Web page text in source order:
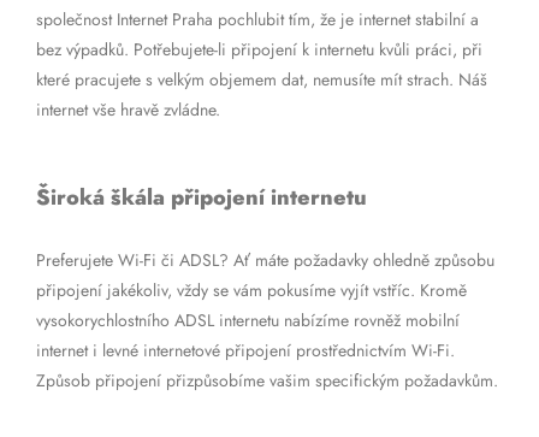
společnost Internet Praha pochlubit tím, že je internet stabilní a
bez výpadků. Potřebujete-li připojení k internetu kvůli práci, při
které pracujete s velkým objemem dat, nemusíte mít strach. Náš
internet vše hravě zvládne.
Široká škála připojení internetu
Preferujete Wi-Fi či ADSL? Ať máte požadavky ohledně způsobu
připojení jakékoliv, vždy se vám pokusíme vyjít vstříc. Kromě
vysokorychlostního ADSL internetu nabízíme rovněž mobilní
internet i levné internetové připojení prostřednictvím Wi-Fi.
Způsob připojení přizpůsobíme vašim specifickým požadavkům.